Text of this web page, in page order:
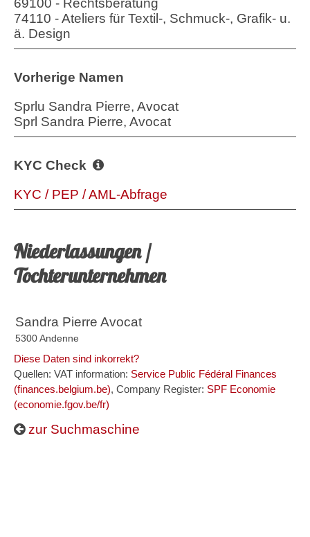
69100 - Rechtsberatung
74110 - Ateliers für Textil-, Schmuck-, Grafik- u.
ä. Design
Vorherige Namen
Sprlu Sandra Pierre, Avocat
Sprl Sandra Pierre, Avocat
KYC Check
KYC / PEP / AML-Abfrage
Niederlassungen /
Tochterunternehmen
Sandra Pierre Avocat
5300 Andenne
Diese Daten sind inkorrekt?
Quellen: VAT information: Service Public Fédéral Finances
(finances.belgium.be), Company Register: SPF Economie
(economie.fgov.be/fr)
zur Suchmaschine